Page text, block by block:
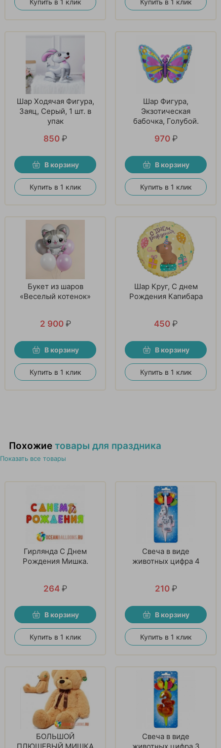
Шар Ходячая Фигура,
Заяц, Серый, 1 шт. в
упак
850 ₽
В корзину
Купить в 1 клик
Шар Фигура,
Экзотическая
бабочка, Голубой.
970 ₽
В корзину
Купить в 1 клик
Букет из шаров
«Веселый котенок»
2 900 ₽
В корзину
Купить в 1 клик
Шар Круг, С днем
Рождения Капибара
450 ₽
В корзину
Купить в 1 клик
Похожие товары для праздника
Показать все товары
Гирлянда С Днем
Рождения Мишка.
264 ₽
В корзину
Купить в 1 клик
Свеча в виде
животных цифра 4
210 ₽
В корзину
Купить в 1 клик
БОЛЬШОЙ
Свеча в виде